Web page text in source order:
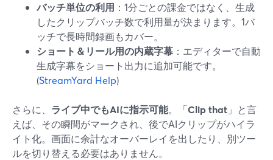
バッチ単位の利用 ：1分ごとの課金ではなく、生成
したクリップバッチ数で利用量が決まります。1バ
ッチで長時間録画もカバー。
ショート＆リール用の内蔵字幕 ：エディターで自動
生成字幕をショート出力に追加可能です。
(StreamYard Help)
さらに、 ライブ中でもAIに指示可能。「Clip that 」と言
えば、その瞬間がマークされ、後でAIクリップがハイラ
イト化。画面に余計なオーバーレイを出したり、別ツー
ルを切り替える必要はありません。